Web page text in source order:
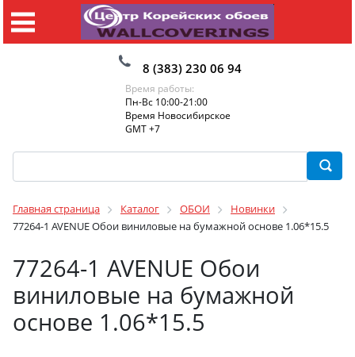
8 (383) 230 06 94
Время работы:
Пн-Вс 10:00-21:00
Время Новосибирское
GMT +7
Главная страница Каталог ОБОИ
Новинки
77264-1 AVENUE Обои виниловые на бумажной основе 1.06*15.5
77264-1 AVENUE Обои
виниловые на бумажной
основе 1.06*15.5